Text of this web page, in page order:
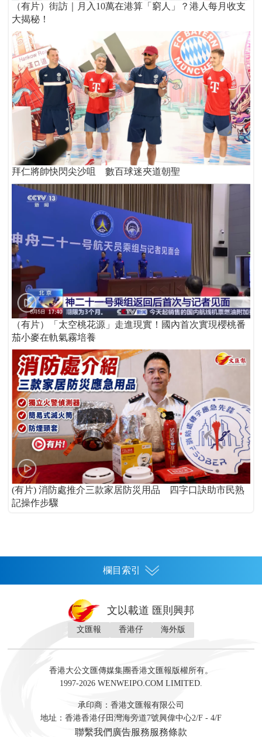
（有片）街訪｜月入10萬在港算「窮人」？港人每月收支
大揭秘！
拜仁將帥快閃尖沙咀 數百球迷夾道朝聖
（有片）「太空桃花源」走進現實！國內首次實現櫻桃番
茄小麥在軌氣霧培養
(有片) 消防處推介三款家居防災用品 四字口訣助市民熟
記操作步驟
欄目索引
灣區人
財經 地產 投資 財評 數字經濟
訪談 直播 經湋論
藝術 文學
文以載道 匯則興邦
文匯報 香港仔 海外版
香港大公文匯傳媒集團香港文匯報版權所有。
1997-2026 WENWEIPO.COM LIMITED.
承印商：香港文匯報有限公司
地址：香港香港仔田灣海旁道7號興偉中心2/F - 4/F
聯繫我們 廣告服務服務條款